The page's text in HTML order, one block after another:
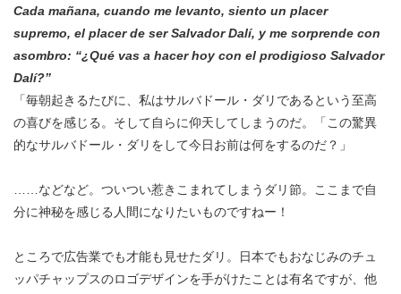
Cada mañana, cuando me levanto, siento un placer
supremo, el placer de ser Salvador Dalí, y me sorprende con
asombro: “¿Qué vas a hacer hoy con el prodigioso Salvador
Dalí?”
「毎朝起きるたびに、私はサルバドール・ダリであるという至高
の喜びを感じる。そして自らに仰天してしまうのだ。「この驚異
的なサルバドール・ダリをして今日お前は何をするのだ？」
……などなど。ついつい惹きこまれてしまうダリ節。ここまで自
分に神秘を感じる人間になりたいものですねー！
ところで広告業でも才能も見せたダリ。日本でもおなじみのチュ
ッパチャップスのロゴデザインを手がけたことは有名ですが、他